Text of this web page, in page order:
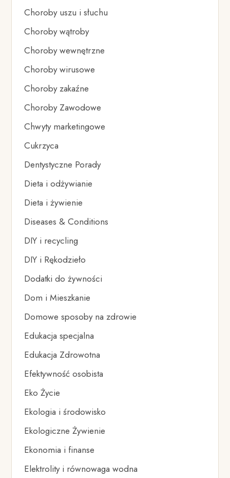
Choroby uszu i słuchu
Choroby wątroby
Choroby wewnętrzne
Choroby wirusowe
Choroby zakaźne
Choroby Zawodowe
Chwyty marketingowe
Cukrzyca
Dentystyczne Porady
Dieta i odżywianie
Dieta i żywienie
Diseases & Conditions
DIY i recycling
DIY i Rękodzieło
Dodatki do żywności
Dom i Mieszkanie
Domowe sposoby na zdrowie
Edukacja specjalna
Edukacja Zdrowotna
Efektywność osobista
Eko Życie
Ekologia i środowisko
Ekologiczne Żywienie
Ekonomia i finanse
Elektrolity i równowaga wodna